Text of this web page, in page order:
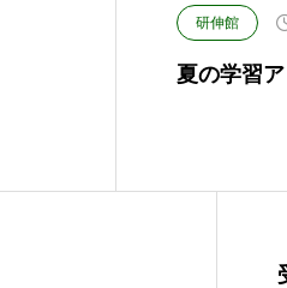
研伸館
夏の学習